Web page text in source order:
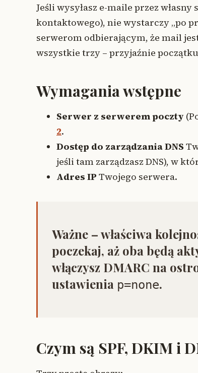
Jeśli wysyłasz e-maile przez
kontaktowego), nie wystarczy „po
serwerom odbierającym, że mail
wszystkie trzy – przyjaźnie
Wymagania wstępne
Serwer z serwerem poczty
2.
Dostęp do zarządzania DNS
jeśli tam zarządzasz DNS), w
Adres IP Twojego serwera.
Ważne – właściwa
poczekaj, aż oba będą
włączysz DMARC na
ustawienia p=none.
Czym są SPF, DKIM i